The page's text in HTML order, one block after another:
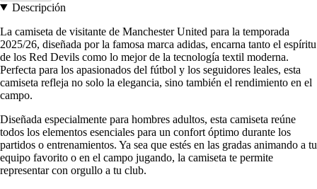
Descripción
La camiseta de visitante de Manchester United para la temporada
2025/26, diseñada por la famosa marca adidas, encarna tanto el espíritu
de los Red Devils como lo mejor de la tecnología textil moderna.
Perfecta para los apasionados del fútbol y los seguidores leales, esta
camiseta refleja no solo la elegancia, sino también el rendimiento en el
campo.
Diseñada especialmente para hombres adultos, esta camiseta reúne
todos los elementos esenciales para un confort óptimo durante los
partidos o entrenamientos. Ya sea que estés en las gradas animando a tu
equipo favorito o en el campo jugando, la camiseta te permite
representar con orgullo a tu club.